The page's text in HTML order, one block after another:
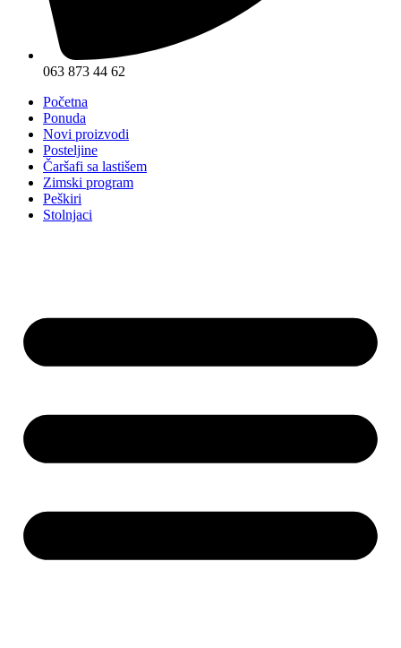
063 873 44 62
Početna
Ponuda
Novi proizvodi
Posteljine
Čaršafi sa lastišem
Zimski program
Peškiri
Stolnjaci